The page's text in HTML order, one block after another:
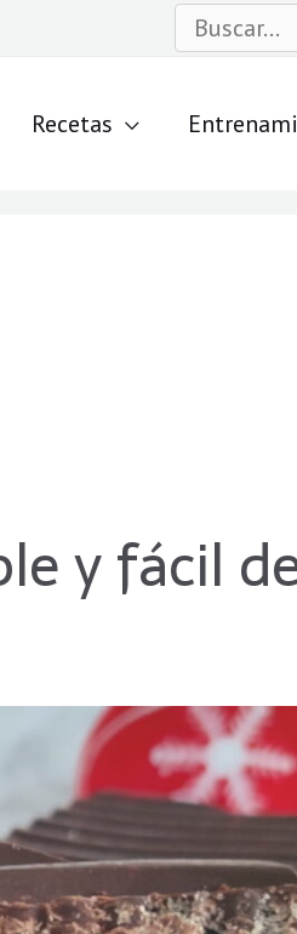
Buscar
Recetas
y fácil